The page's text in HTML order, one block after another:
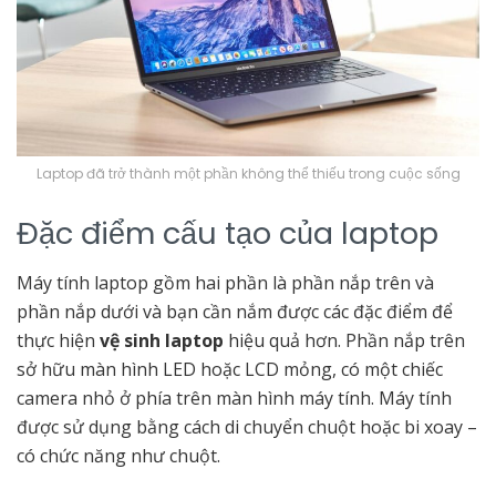
Laptop đã trở thành một phần không thể thiếu trong cuộc sống
Đặc điểm cấu tạo của laptop
Máy tính laptop gồm hai phần là phần nắp trên và
phần nắp dưới và bạn cần nắm được các đặc điểm để
thực hiện vệ sinh laptop hiệu quả hơn. Phần nắp trên
sở hữu màn hình LED hoặc LCD mỏng, có một chiếc
camera nhỏ ở phía trên màn hình máy tính. Máy tính
được sử dụng bằng cách di chuyển chuột hoặc bi xoay –
có chức năng như chuột.